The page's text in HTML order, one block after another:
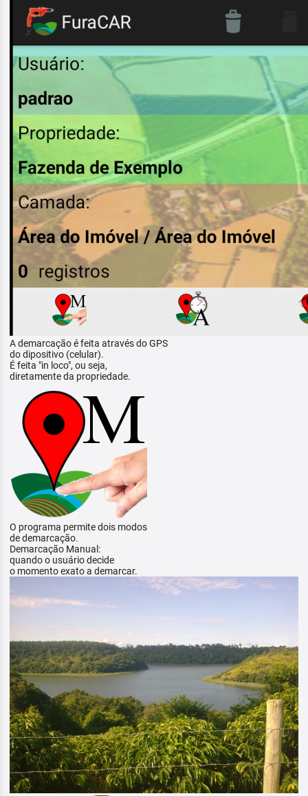
A demarcação é feita através do GPS
do dipositivo (celular).
É feita "in loco", ou seja,
diretamente da propriedade.
O programa permite dois modos
de demarcação.
Demarcação Manual:
quando o usuário decide
o momento exato a demarcar.